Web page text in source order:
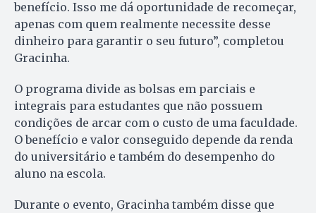
benefício. Isso me dá oportunidade de recomeçar,
apenas com quem realmente necessite desse
dinheiro para garantir o seu futuro”, completou
Gracinha.
O programa divide as bolsas em parciais e
integrais para estudantes que não possuem
condições de arcar com o custo de uma faculdade.
O benefício e valor conseguido depende da renda
do universitário e também do desempenho do
aluno na escola.
Durante o evento, Gracinha também disse que